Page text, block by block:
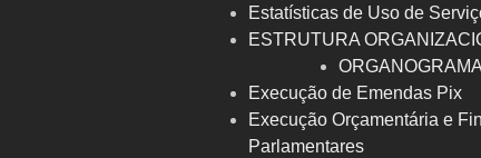
Estatísticas de Uso de
ESTRUTURA
ORGANOGRAMA
Execução de Emendas Pix
Execução Orçamentária e
Parlamentares